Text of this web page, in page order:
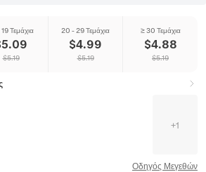
Τεμάχια
5.09
$5.19
20 - 29 Τεμάχια
$4.99
$5.19
≥ 30 Τεμάχια
$4.88
$5.19
+1
Οδηγός Μεγεθών